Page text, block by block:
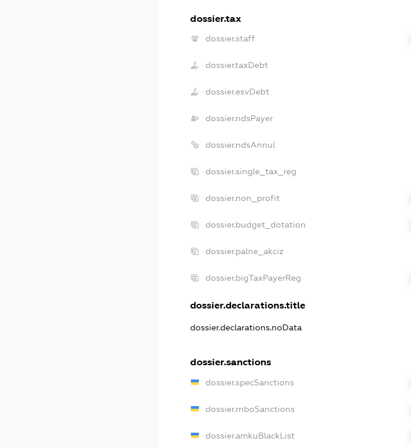
dossier.tax
dossier.staff
dossier.taxDebt
dossier.esvDebt
dossier.ndsPayer
dossier.ndsAnnul
dossier.single_tax_reg
dossier.non_profit
dossier.budget_dotation
dossier.palne_akciz
dossier.bigTaxPayerReg
dossier.declarations.title
dossier.declarations.noData
dossier.sanctions
dossier.specSanctions
dossier.rnboSanctions
dossier.amkuBlackList